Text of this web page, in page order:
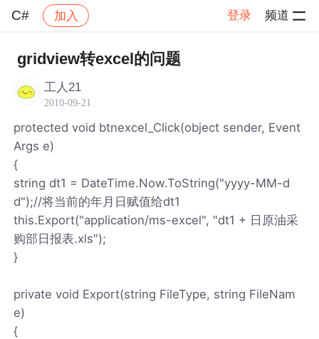
C# 加入 登录 频道
社区 帖子详情
gridview转excel的问题
工人21
2010-09-21
protected void btnexcel_Click(object sender, Event
Args e)
{
string dt1 = DateTime.Now.ToString("yyyy-MM-d
d");//将当前的年月日赋值给dt1
this.Export("application/ms-excel", "dt1 + 日原油采
购部日报表.xls");
}
private void Export(string FileType, string FileNam
e)
{